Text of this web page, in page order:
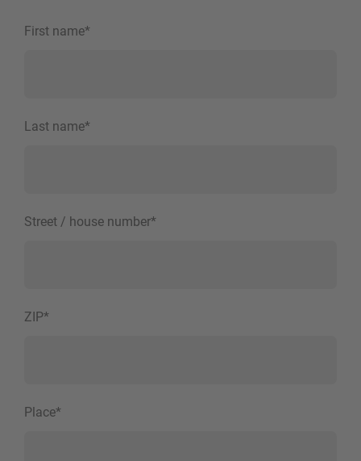
First name*
Last name*
Street / house number*
ZIP*
Place*